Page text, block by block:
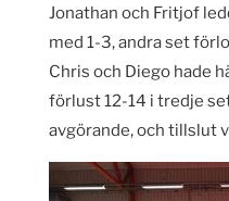
Jonathan och Fritjof
med 1-3, andra set
Chris och Diego hade
förlust 12-14 i tredje
avgörande, och tillslut